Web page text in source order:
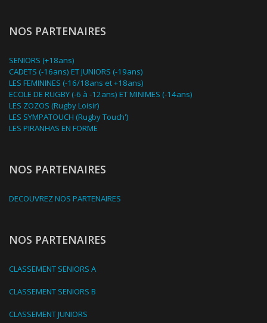
NOS PARTENAIRES
SENIORS (+18ans)
CADETS (-16ans) ET JUNIORS (-19ans)
LES FEMININES (-16/18ans et +18ans)
ECOLE DE RUGBY (-6 à -12ans) ET MINIMES (-14ans)
LES ZOZOS (Rugby Loisir)
LES SYMPATOUCH (Rugby Touch')
LES PIRANHAS EN FORME
NOS PARTENAIRES
DECOUVREZ NOS PARTENAIRES
NOS PARTENAIRES
CLASSEMENT SENIORS A
CLASSEMENT SENIORS B
CLASSEMENT JUNIORS